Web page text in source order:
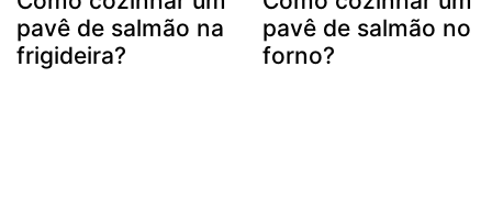
pavê de salmão na
frigideira?
pavê de salmão no
forno?